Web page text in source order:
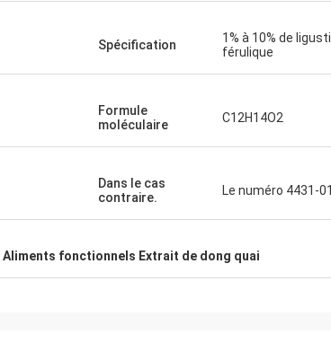
Spécification
1% à 10% de
férulique
Formule
moléculaire
C12H14O2
Dans le cas
contraire.
Le numéro 4431-
Aliments fonctionnels Extrait de dong quai